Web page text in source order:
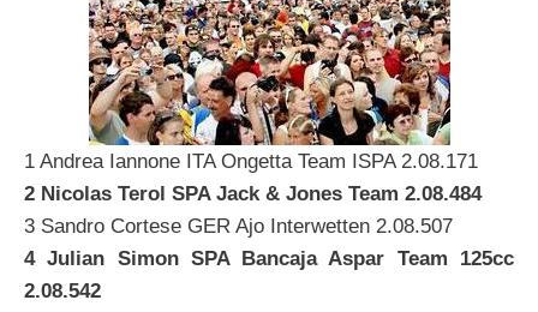
1 Andrea Iannone ITA Ongetta Team ISPA 2.08.171
2 Nicolas Terol SPA Jack & Jones Team 2.08.484
3 Sandro Cortese GER Ajo Interwetten 2.08.507
4 Julian Simon SPA Bancaja Aspar Team 125cc
2.08.542